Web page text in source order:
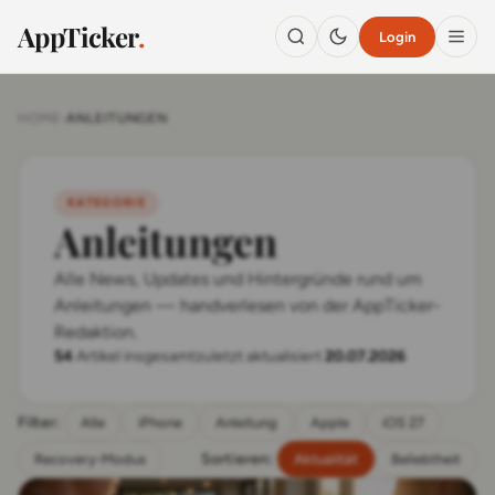
AppTicker. Login
ANLEITUNGEN
KATEGORIE
Anleitungen
Alle News, Updates und Hintergründe rund um
Anleitungen — handverlesen von der AppTicker-
Redaktion.
54 Artikel insgesamtzuletzt aktualisiert 20.07.2026
Filter: Alle iPhone Anleitung Apple
Recovery-Modus Sortieren: Aktualität Beliebtheit